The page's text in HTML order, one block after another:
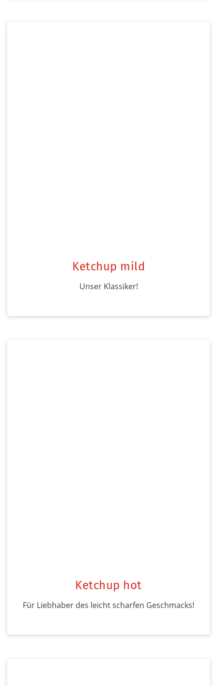
Ketchup mild
Unser Klassiker!
Ketchup hot
Für Liebhaber des leicht scharfen Geschmacks!